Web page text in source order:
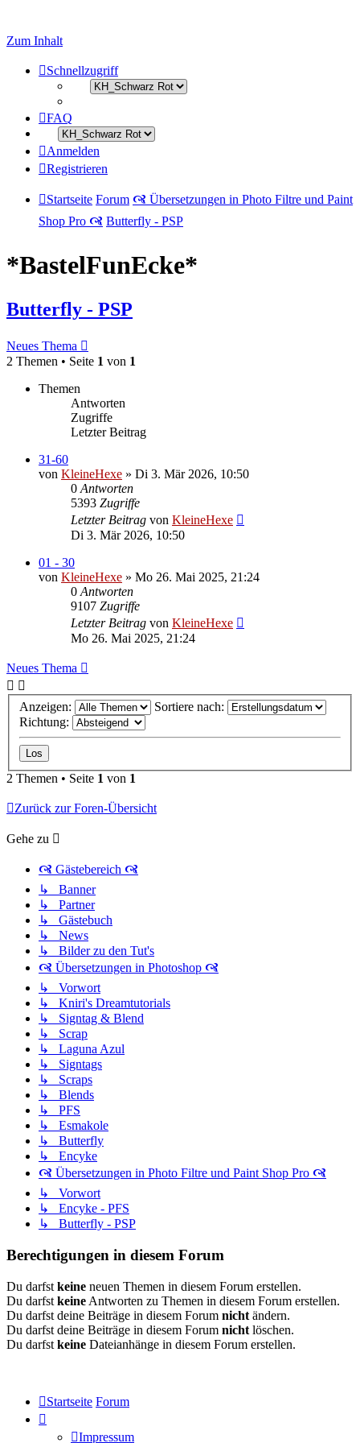
Zum Inhalt
Schnellzugriff
FAQ
Anmelden
Registrieren
Startseite Forum 🙧 Übersetzungen in Photo Filtre und Paint
Shop Pro 🙧 Butterfly - PSP
*BastelFunEcke*
Butterfly - PSP
Neues Thema
2 Themen • Seite 1 von 1
Themen
Antworten
Zugriffe
Letzter Beitrag
31-60
von KleineHexe » Di 3. Mär 2026, 10:50
0 Antworten
5393 Zugriffe
Letzter Beitrag von KleineHexe
Di 3. Mär 2026, 10:50
01 - 30
von KleineHexe » Mo 26. Mai 2025, 21:24
0 Antworten
9107 Zugriffe
Letzter Beitrag von KleineHexe
Mo 26. Mai 2025, 21:24
Neues Thema
Anzeigen:
Sortiere nach:
Richtung:
2 Themen • Seite 1 von 1
Zurück zur Foren-Übersicht
Gehe zu
🙧 Gästebereich 🙧
↳ Banner
↳ Partner
↳ Gästebuch
↳ News
↳ Bilder zu den Tut's
🙧 Übersetzungen in Photoshop 🙧
↳ Vorwort
↳ Kniri's Dreamtutorials
↳ Signtag & Blend
↳ Scrap
↳ Laguna Azul
↳ Signtags
↳ Scraps
↳ Blends
↳ PFS
↳ Esmakole
↳ Butterfly
↳ Encyke
🙧 Übersetzungen in Photo Filtre und Paint Shop Pro 🙧
↳ Vorwort
↳ Encyke - PFS
↳ Butterfly - PSP
Berechtigungen in diesem Forum
Du darfst keine neuen Themen in diesem Forum erstellen.
Du darfst keine Antworten zu Themen in diesem Forum erstellen.
Du darfst deine Beiträge in diesem Forum nicht ändern.
Du darfst deine Beiträge in diesem Forum nicht löschen.
Du darfst keine Dateianhänge in diesem Forum erstellen.
Startseite Forum
Impressum